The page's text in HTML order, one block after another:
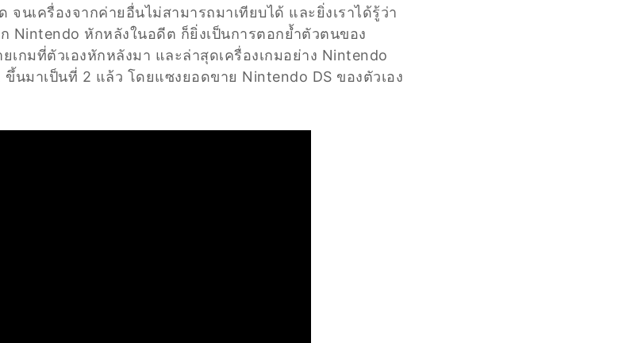
นเครื่องจากค่ายอื่นไม่สามารถมาเทียบได้ และยิ่งเราได้รู้ว่า
Nintendo หักหลังในอดีต ก็ยิ่งเป็นการตอกย้ำตัวตนของ
กมที่ตัวเองหักหลังมา และล่าสุดเครื่องเกมอย่าง Nintendo
นมาเป็นที่ 2 แล้ว โดยแซงยอดขาย Nintendo DS ของตัวเอง